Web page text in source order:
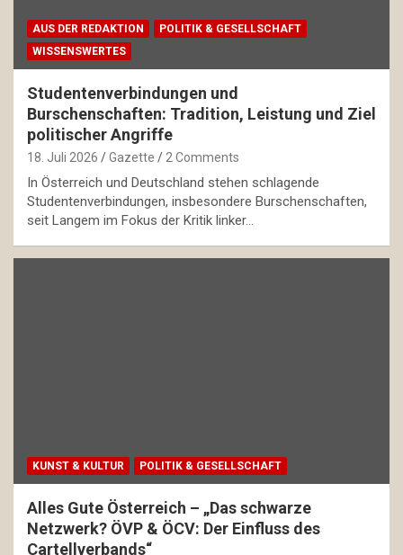
AUS DER REDAKTION
POLITIK & GESELLSCHAFT
WISSENSWERTES
Studentenverbindungen und
Burschenschaften: Tradition, Leistung und Ziel
politischer Angriffe
18. Juli 2026 Gazette 2 Comments
In Österreich und Deutschland stehen schlagende
Studentenverbindungen, insbesondere Burschenschaften,
seit Langem im Fokus der Kritik linker…
KUNST & KULTUR POLITIK & GESELLSCHAFT
Alles Gute Österreich – „Das schwarze
Netzwerk? ÖVP & ÖCV: Der Einfluss des
Cartellverbands“